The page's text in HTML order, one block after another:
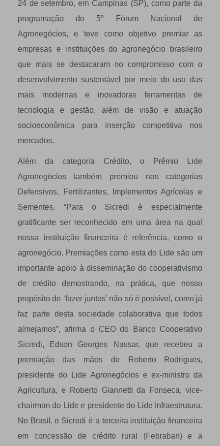
24 de setembro, em Campinas (SP), como parte da
programação do 5º Fórum Nacional de
Agronegócios, e teve como objetivo premiar as
empresas e instituições do agronegócio brasileiro
que mais se destacaram no compromisso com o
desenvolvimento sustentável por meio do uso das
mais modernas e inovadoras ferramentas de
tecnologia e gestão, além de visão e atuação
socioeconômica para inserção competitiva nos
mercados.
Além da categoria Crédito, o Prêmio Lide
Agronegócios também premiou nas categorias
Defensivos, Fertilizantes, Implementos Agrícolas e
Sementes. “Para o Sicredi é especialmente
gratificante ser reconhecido em uma área na qual
nossa instituição financeira é referência, como o
agronegócio. Premiações como esta do Lide são um
importante apoio à disseminação do cooperativismo
de crédito demostrando, na prática, que nosso
propósito de ‘fazer juntos’ não só é possível, como já
faz parte desta sociedade colaborativa que todos
almejamos”, afirma o CEO do Banco Cooperativo
Sicredi, Edson Georges Nassar, que recebeu a
premiação das mãos de Roberto Rodrigues,
presidente do Lide Agronegócios e ex-ministro da
Agricultura, e Roberto Giannetti da Fonseca, vice-
chairman do Lide e presidente do Lide Infraestrutura.
No Brasil, o Sicredi é a terceira instituição financeira
em concessão de crédito rural (Febraban) e a